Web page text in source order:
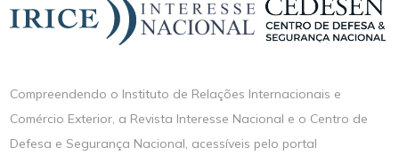
Compreendendo o Instituto de Relações Internacionais e
Comércio Exterior, a Revista Interesse Nacional e o Centro de
Defesa e Segurança Nacional, acessíveis pelo portal